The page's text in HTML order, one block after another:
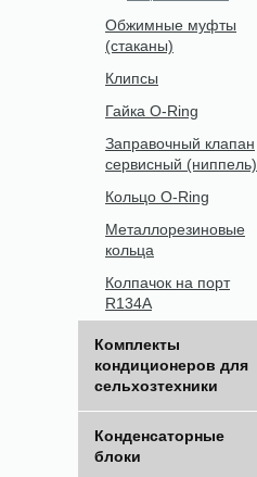
Обжимные муфты
(стаканы)
Клипсы
Гайка O-Ring
Заправочный клапан
сервисный (ниппель)
Кольцо O-Ring
Металлорезиновые
кольца
Колпачок на порт
R134A
Комплекты
кондиционеров для
сельхозтехники
Конденсаторные
блоки